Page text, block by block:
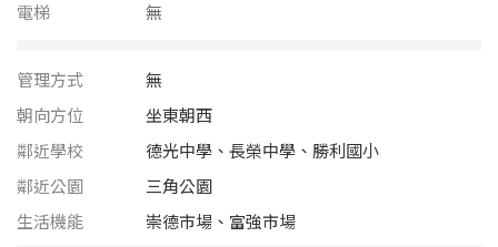
嘉義市
嘉義縣
台南市
20~30 坪
60~70 坪
電梯
無
管理方式
無
朝向方位
坐東朝西
鄰近學校
德光中學、長榮中學、勝利國小
鄰近公園
三角公園
生活機能
崇德市場、富強市場